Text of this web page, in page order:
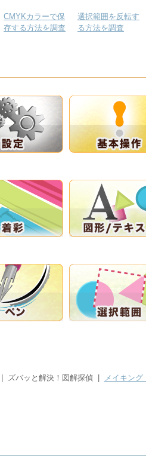
CMYKカラーで保
存する方法を調査
選択範囲を反転す
る方法を調査
| ズバッと解決！図解探偵 | メイキング